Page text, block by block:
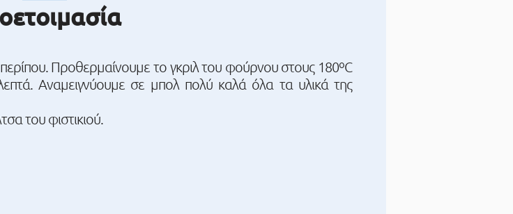
Προθερμαίνουμε το γκριλ του φούρνου στους 180ºC
Αναμειγνύουμε σε μπολ πολύ καλά όλα τα υλικά της
του φιστικιού.